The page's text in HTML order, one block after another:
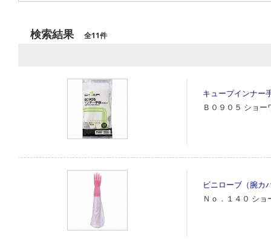
検索結果 全11件
キュープインナ
Ｂ０９０５ ショー
ビニローブ（腕
Ｎｏ．１４０ ショ